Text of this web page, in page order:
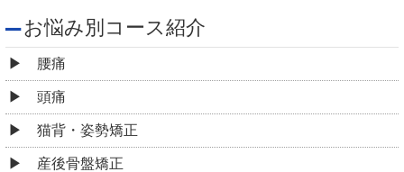
お悩み別コース紹介
腰痛
頭痛
猫背・姿勢矯正
産後骨盤矯正